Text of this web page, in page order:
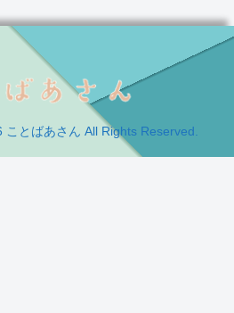
とばあさん All Rights Reserved.